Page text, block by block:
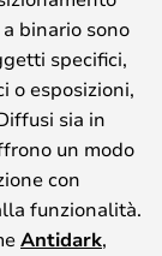
binario sono
specifici,
o esposizioni,
sia in
un modo
con
funzionalità.
Antidark,